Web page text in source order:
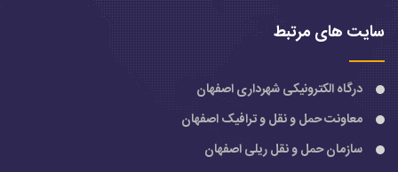
سایت های مرتبط
درگاه الکترونیکی شهرداری اصفهان
معاونت حمل و نقل و ترافیک اصفهان
سازمان حمل و نقل ریلی اصفهان